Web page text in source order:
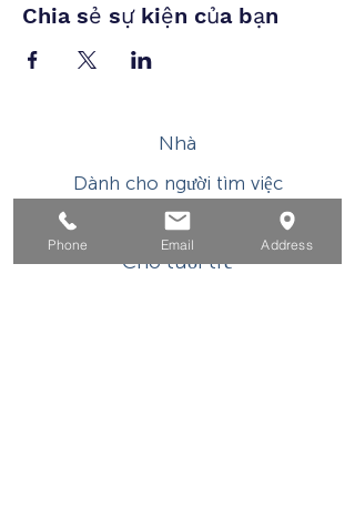
Chia sẻ sự kiện của bạn
Nhà
Dành cho người tìm việc
Dành cho doanh nghiệp
Cho tuổi trẻ
Phone Email Address